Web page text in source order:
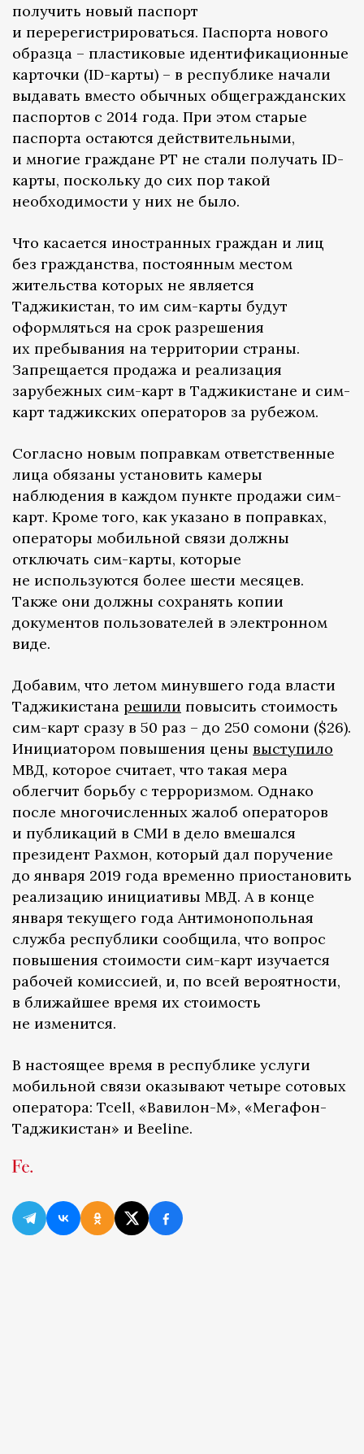
получить новый паспорт
и перерегистрироваться. Паспорта нового
образца – пластиковые идентификационные
карточки (ID-карты) – в республике начали
выдавать вместо обычных общегражданских
паспортов с 2014 года. При этом старые
паспорта остаются действительными,
и многие граждане РТ не стали получать ID-
карты, поскольку до сих пор такой
необходимости у них не было.
Что касается иностранных граждан и лиц
без гражданства, постоянным местом
жительства которых не является
Таджикистан, то им сим-карты будут
оформляться на срок разрешения
их пребывания на территории страны.
Запрещается продажа и реализация
зарубежных сим-карт в Таджикистане и сим-
карт таджикских операторов за рубежом.
Согласно новым поправкам ответственные
лица обязаны установить камеры
наблюдения в каждом пункте продажи сим-
карт. Кроме того, как указано в поправках,
операторы мобильной связи должны
отключать сим-карты, которые
не используются более шести месяцев.
Также они должны сохранять копии
документов пользователей в электронном
виде.
Добавим, что летом минувшего года власти
Таджикистана решили повысить стоимость
сим-карт сразу в 50 раз – до 250 сомони ($26).
Инициатором повышения цены выступило
МВД, которое считает, что такая мера
облегчит борьбу с терроризмом. Однако
после многочисленных жалоб операторов
и публикаций в СМИ в дело вмешался
президент Рахмон, который дал поручение
до января 2019 года временно приостановить
реализацию инициативы МВД. А в конце
января текущего года Антимонопольная
служба республики сообщила, что вопрос
повышения стоимости сим-карт изучается
рабочей комиссией, и, по всей вероятности,
в ближайшее время их стоимость
не изменится.
В настоящее время в республике услуги
мобильной связи оказывают четыре сотовых
оператора: Tcell, «Вавилон-М», «Мегафон-
Таджикистан» и Beeline.